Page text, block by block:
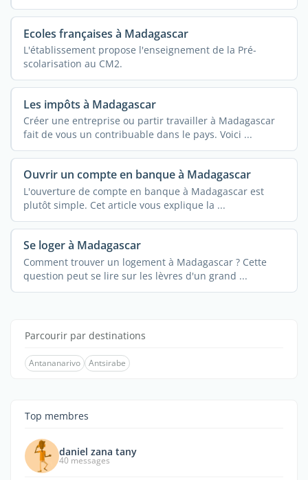
Ecoles françaises à Madagascar
L'établissement propose l'enseignement de la Pré-
scolarisation au CM2.
Les impôts à Madagascar
Créer une entreprise ou partir travailler à Madagascar
fait de vous un contribuable dans le pays. Voici ...
Ouvrir un compte en banque à Madagascar
L'ouverture de compte en banque à Madagascar est
plutôt simple. Cet article vous explique la ...
Se loger à Madagascar
Comment trouver un logement à Madagascar ? Cette
question peut se lire sur les lèvres d'un grand ...
Parcourir par destinations
Antananarivo Antsirabe
Top membres
daniel zana tany
40 messages